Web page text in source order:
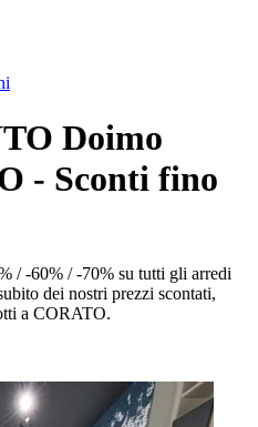
Doimo
- Sconti fino
/ -60% / -70% su tutti gli arredi
dei nostri prezzi scontati,
a CORATO.